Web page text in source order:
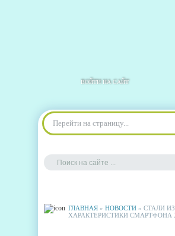
ВОЙТИ НА САЙТ
Перейти на страницу...
ГЛАВНАЯ » НОВОСТИ » СТАЛИ
ХАРАКТЕРИСТИКИ СМАРТФОНА